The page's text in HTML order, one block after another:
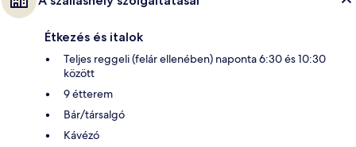
Étkezés és italok
Teljes reggeli (felár ellenében) naponta 6:30 és 10:30
között
9 étterem
Bár/társalgó
Kávézó